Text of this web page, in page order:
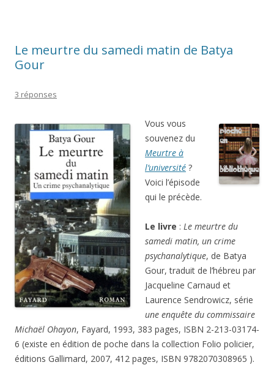
Le meurtre du samedi matin de Batya
Gour
3 réponses
Vous vous
souvenez du
Meurtre à
l’université ?
Voici l’épisode
qui le précède.
Le livre : Le meurtre du
samedi matin, un crime
psychanalytique, de Batya
Gour, traduit de l’hébreu par
Jacqueline Carnaud et
Laurence Sendrowicz, série
une enquête du commissaire
Michaël Ohayon, Fayard, 1993, 383 pages, ISBN 2-213-03174-
6 (existe en édition de poche dans la collection Folio policier,
éditions Gallimard, 2007, 412 pages, ISBN 9782070308965 ).